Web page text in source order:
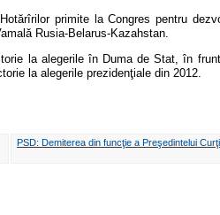
primite la Congres pentru
Rusia-Belarus-Kazahstan.
la alegerile în Duma de Stat, în
la alegerile prezidenţiale din 2012.
PSD: Demiterea din funcţie a Preşedintelui